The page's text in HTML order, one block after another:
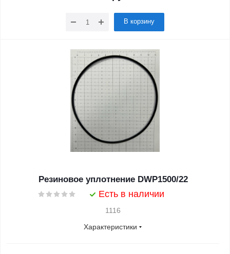
В корзину
Резиновое уплотнение DWP1500/22
Есть в наличии
1116
Характеристики